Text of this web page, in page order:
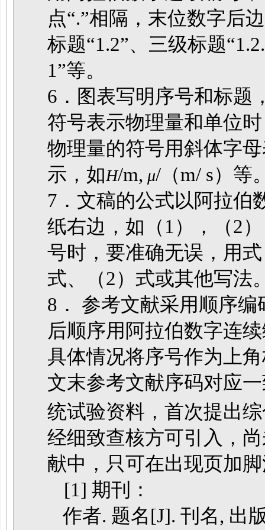
点“.”相隔，末位数字后
标题“1.2”、三级标题
1”等。
6．图表写明序号和标题
符号表示物理量和单位
物理量的符号用斜体字
示，如H/m, μ/（m/ s）等
7．文稿的公式以阿拉伯
纸右边，如（1），（2
号时，要准确无误，用
式、（2）式或其他写法
8． 参考文献采用顺序
后顺序用阿拉伯数字连
具体情况将序号作为上
文末参考文献序码对应
统试验资料，首次提出
经细致查核方可引入，
献中，只可在出现页加
[1] 期刊：
作者. 题名[J]. 刊名, 出